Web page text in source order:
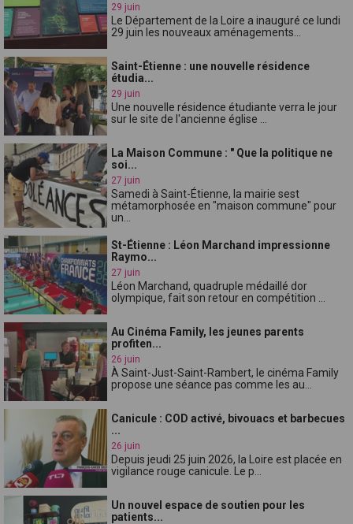
29 juin
Le Département de la Loire a inauguré ce lundi
29 juin les nouveaux aménagements...
Saint-Étienne : une nouvelle résidence
étudia...
29 juin
Une nouvelle résidence étudiante verra le jour
sur le site de l'ancienne église ...
La Maison Commune : " Que la politique ne
soi...
27 juin
Samedi à Saint-Étienne, la mairie sest
métamorphosée en "maison commune" pour
un...
St-Étienne : Léon Marchand impressionne
Raymo...
27 juin
Léon Marchand, quadruple médaillé dor
olympique, fait son retour en compétition ...
Au Cinéma Family, les jeunes parents
profiten...
26 juin
À Saint-Just-Saint-Rambert, le cinéma Family
propose une séance pas comme les au...
Canicule : COD activé, bivouacs et barbecues
...
26 juin
Depuis jeudi 25 juin 2026, la Loire est placée en
vigilance rouge canicule. Le p...
Un nouvel espace de soutien pour les
patients...